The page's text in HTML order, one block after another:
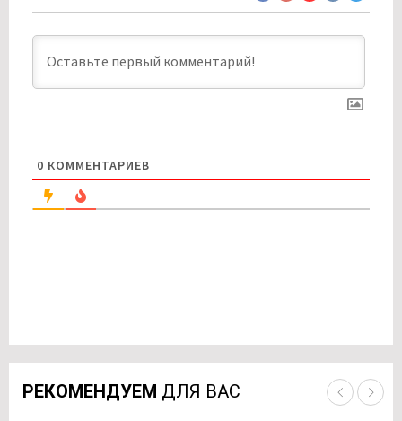
0 КОММЕНТАРИЕВ
РЕКОМЕНДУЕМ ДЛЯ ВАС